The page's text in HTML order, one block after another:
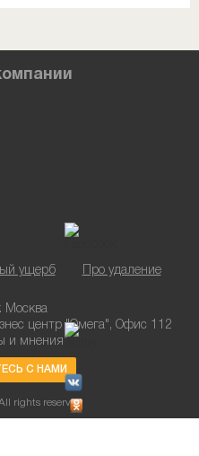
ущерб Про удаление
Москва
центр "Омега", Офис 112
и мнения"
С НАМИ
rights reserved